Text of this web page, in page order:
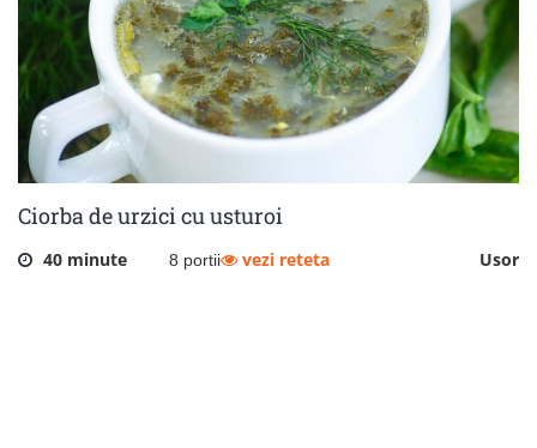
Ciorba de urzici cu usturoi
40 minute 8 portii Usor
vezi reteta